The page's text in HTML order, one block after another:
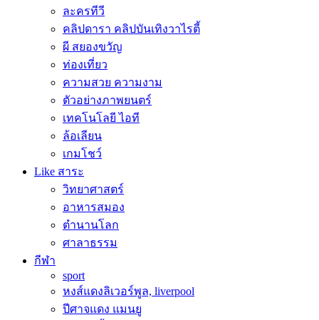
ละครทีวี
คลิปดารา คลิปบันเทิงวาไรตี้
ผี สยองขวัญ
ท่องเที่ยว
ความสวย ความงาม
ตัวอย่างภาพยนตร์
เทคโนโลยี ไอที
ล้อเลียน
เกมโชว์
Like สาระ
วิทยาศาสตร์
อาหารสมอง
ตำนานโลก
ศาลาธรรม
กีฬา
sport
หงส์แดงลิเวอร์พูล, liverpool
ปีศาจแดง แมนยู